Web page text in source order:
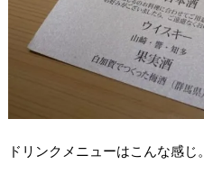
ドリンクメニューはこんな感じ。